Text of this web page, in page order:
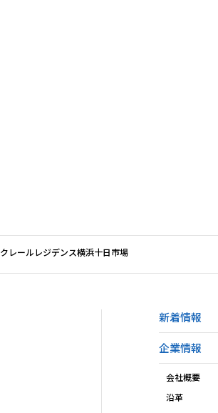
クレールレジデンス横浜十日市場
新着情報
企業情報
会社概要
沿革